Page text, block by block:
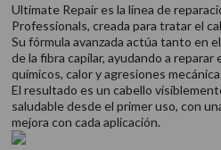
Ultimate Repair es la línea de
Professionals, creada para tratar el
Su fórmula avanzada actúa tanto en
de la fibra capilar, ayudando a
químicos, calor y agresiones
El resultado es un cabello
saludable desde el primer uso, con
mejora con cada aplicación.